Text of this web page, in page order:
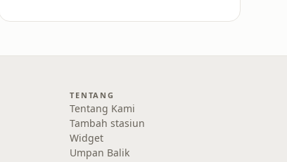
TENTANG
Tentang Kami
Tambah stasiun
Widget
Umpan Balik